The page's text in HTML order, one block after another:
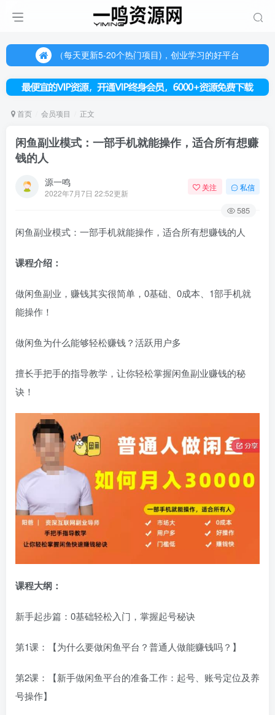
（每天更新5-20个热门项目)，创业学习的好平台
（每天更新5-20个热门项目)，创业学习的好平台
欢迎访问一鸣资源网，本站汇集数千网创课程和项目
首页 会员项目 正文
闲鱼副业模式：一部手机就能操作，适合所有想赚
钱的人
源一鸣
2022年7月7日 22:52更新
关注 私信
585
闲鱼副业模式：一部手机就能操作，适合所有想赚钱的人
课程介绍：
做闲鱼副业 ，赚钱其实很简单，0基础、0成本、1部手机就
能操作！
做闲鱼为什么能够轻松赚钱？活跃用户多
擅长手把手的指导教学，让你轻松掌握闲鱼副业赚钱的秘
诀！
课程大纲：
新手起步篇：0基础轻松入门，掌握起号秘诀
第1课：【为什么要做闲鱼平台？普通人做能赚钱吗？】
第2课：【新手做闲鱼平台的准备工作：起号、账号定位及养
号操作】